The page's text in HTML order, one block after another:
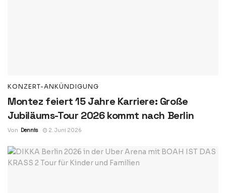
KONZERT-ANKÜNDIGUNG
Montez feiert 15 Jahre Karriere: Große
Jubiläums-Tour 2026 kommt nach Berlin
Von Dennis 2. Juni 2026